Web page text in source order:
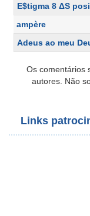
E$tigma 8 ΔS
ampère
Adeus ao meu
Os comentários
autores. Não
Links